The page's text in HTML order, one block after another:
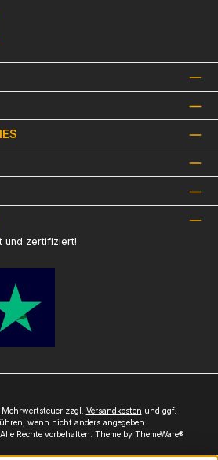
und zertifiziert!
zzgl. Versandkosten und ggf.
wenn nicht anders angegeben.
Rechte vorbehalten. Theme by ThemeWare®